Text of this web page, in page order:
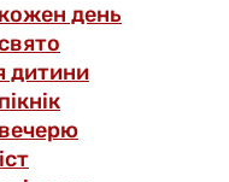
день
дитини